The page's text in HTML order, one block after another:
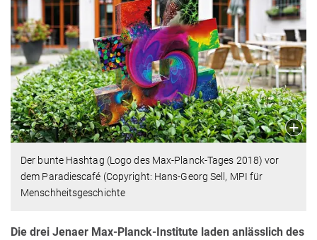
Der bunte Hashtag (Logo des Max-Planck-Tages 2018) vor
dem Paradiescafé (Copyright: Hans-Georg Sell, MPI für
Menschheitsgeschichte
Die drei Jenaer Max-Planck-Institute laden anlässlich des